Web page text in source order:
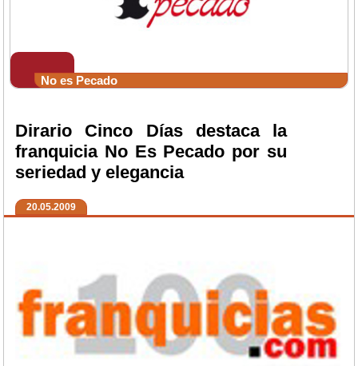
No es Pecado
Dirario Cinco Días destaca la
franquicia No Es Pecado por su
seriedad y elegancia
20.05.2009